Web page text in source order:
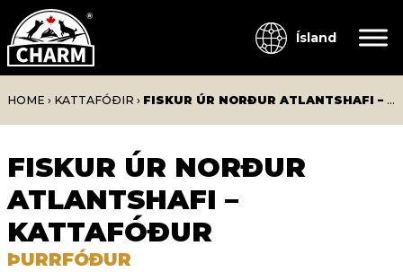
Ísland
HOME › KATTAFÓÐIR › FISKUR ÚR NORÐUR ATLANTSHAFI – KATTAFÓÐUR
FISKUR ÚR NORÐUR
ATLANTSHAFI –
KATTAFÓÐUR
ÞURRFÓÐUR